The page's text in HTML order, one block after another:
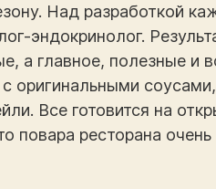
Над разработкой
эндокринолог.
а главное, полезные и
соусами,
Все готовится на
повара ресторана